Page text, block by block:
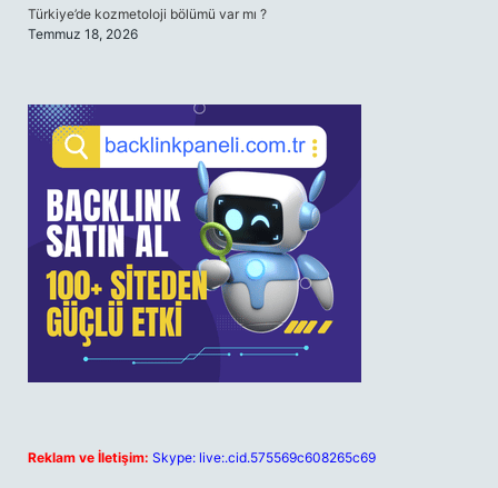
Türkiye’de kozmetoloji bölümü var mı ?
Temmuz 18, 2026
Reklam ve İletişim: Skype: live:.cid.575569c608265c69